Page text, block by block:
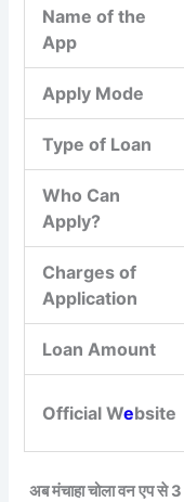
Name of the
App
Apply Mode
Type of Loan
Who Can
Apply?
Charges of
Application
Loan Amount
Official Website
अब मंचाहा चोला वन एप से